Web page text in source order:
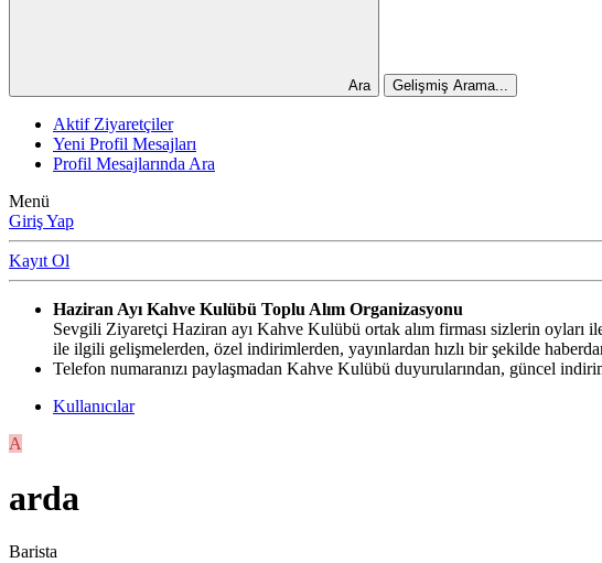
Ara Gelişmiş Arama...
Aktif Ziyaretçiler
Yeni Profil Mesajları
Profil Mesajlarında Ara
Menü
Giriş Yap
Kayıt Ol
Haziran Ayı Kahve Kulübü Toplu Alım Organizasyonu
Sevgili Ziyaretçi Haziran ayı Kahve Kulübü ortak alım firması sizlerin oyları
ile ilgili gelişmelerden, özel indirimlerden, yayınlardan hızlı bir şekilde
Telefon numaranızı paylaşmadan Kahve Kulübü duyurularından, güncel
Kullanıcılar
A
arda
Barista